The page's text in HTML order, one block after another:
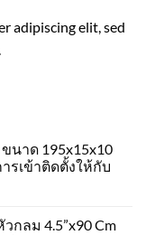
adipiscing elit, sed
นาด 195x15x10
รเข้าติดตั้ง​ให้กับ
กลม 4.5”x90 Cm